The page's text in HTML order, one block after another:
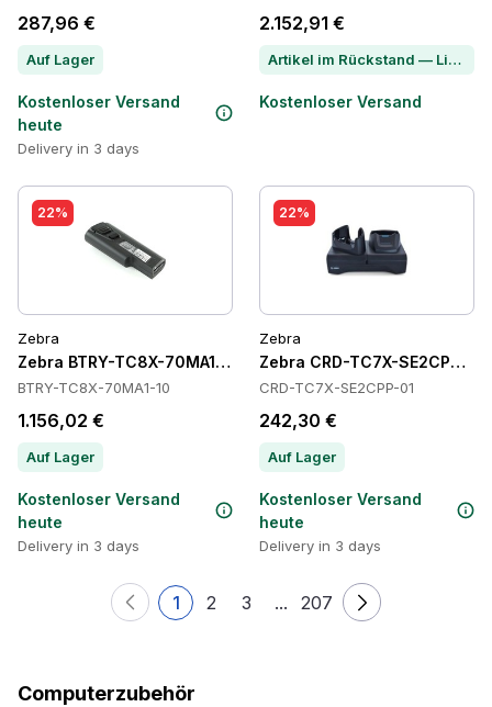
287,96 €
Auf Lager
Kostenloser Versand
heute
Delivery in 3 days
2.152,91 €
Artikel im Rückstand — Lieferzeit per Chat erfragen
Kostenloser Versand
22%
Zebra
Zebra BTRY-TC8X-70MA1-10 Batteries
BTRY-TC8X-70MA1-10
1.156,02 €
Auf Lager
Kostenloser Versand
heute
Delivery in 3 days
22%
Zebra
Zebra CRD-TC7X-SE2CPP-
CRD-TC7X-SE2CPP-01
242,30 €
Auf Lager
Kostenloser Versand
heute
Delivery in 3 days
1 2 3 ... 207
Computerzubehör